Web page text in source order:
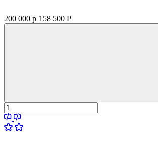
200 000 р 158 500 Р